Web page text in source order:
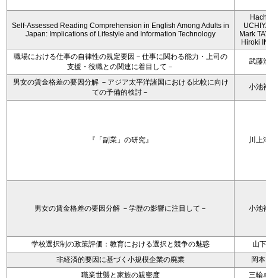
Self-Assessed Reading Comprehension in English Among Adults in
Japan: Implications of Lifestyle and Information Technology
Mark
Hiroki
職場における仕事の自律性の規定要因－仕事に関わる能力・上司の
支援・役職との関連に着目して－
武藤
男女の賃金格差の要因分解 －アジア太平洋諸国における比較に向け
ての予備的検討－
小池
『「副業」の研究』 川上
男女の賃金格差の要因分解 －学歴の影響に注目して－ 小池
学校選択制の政策評価：教育における選択と競争の魅惑
山
非経済的要因に基づく小規模企業の廃業
岡
職業世襲と家族の親密度
三輪